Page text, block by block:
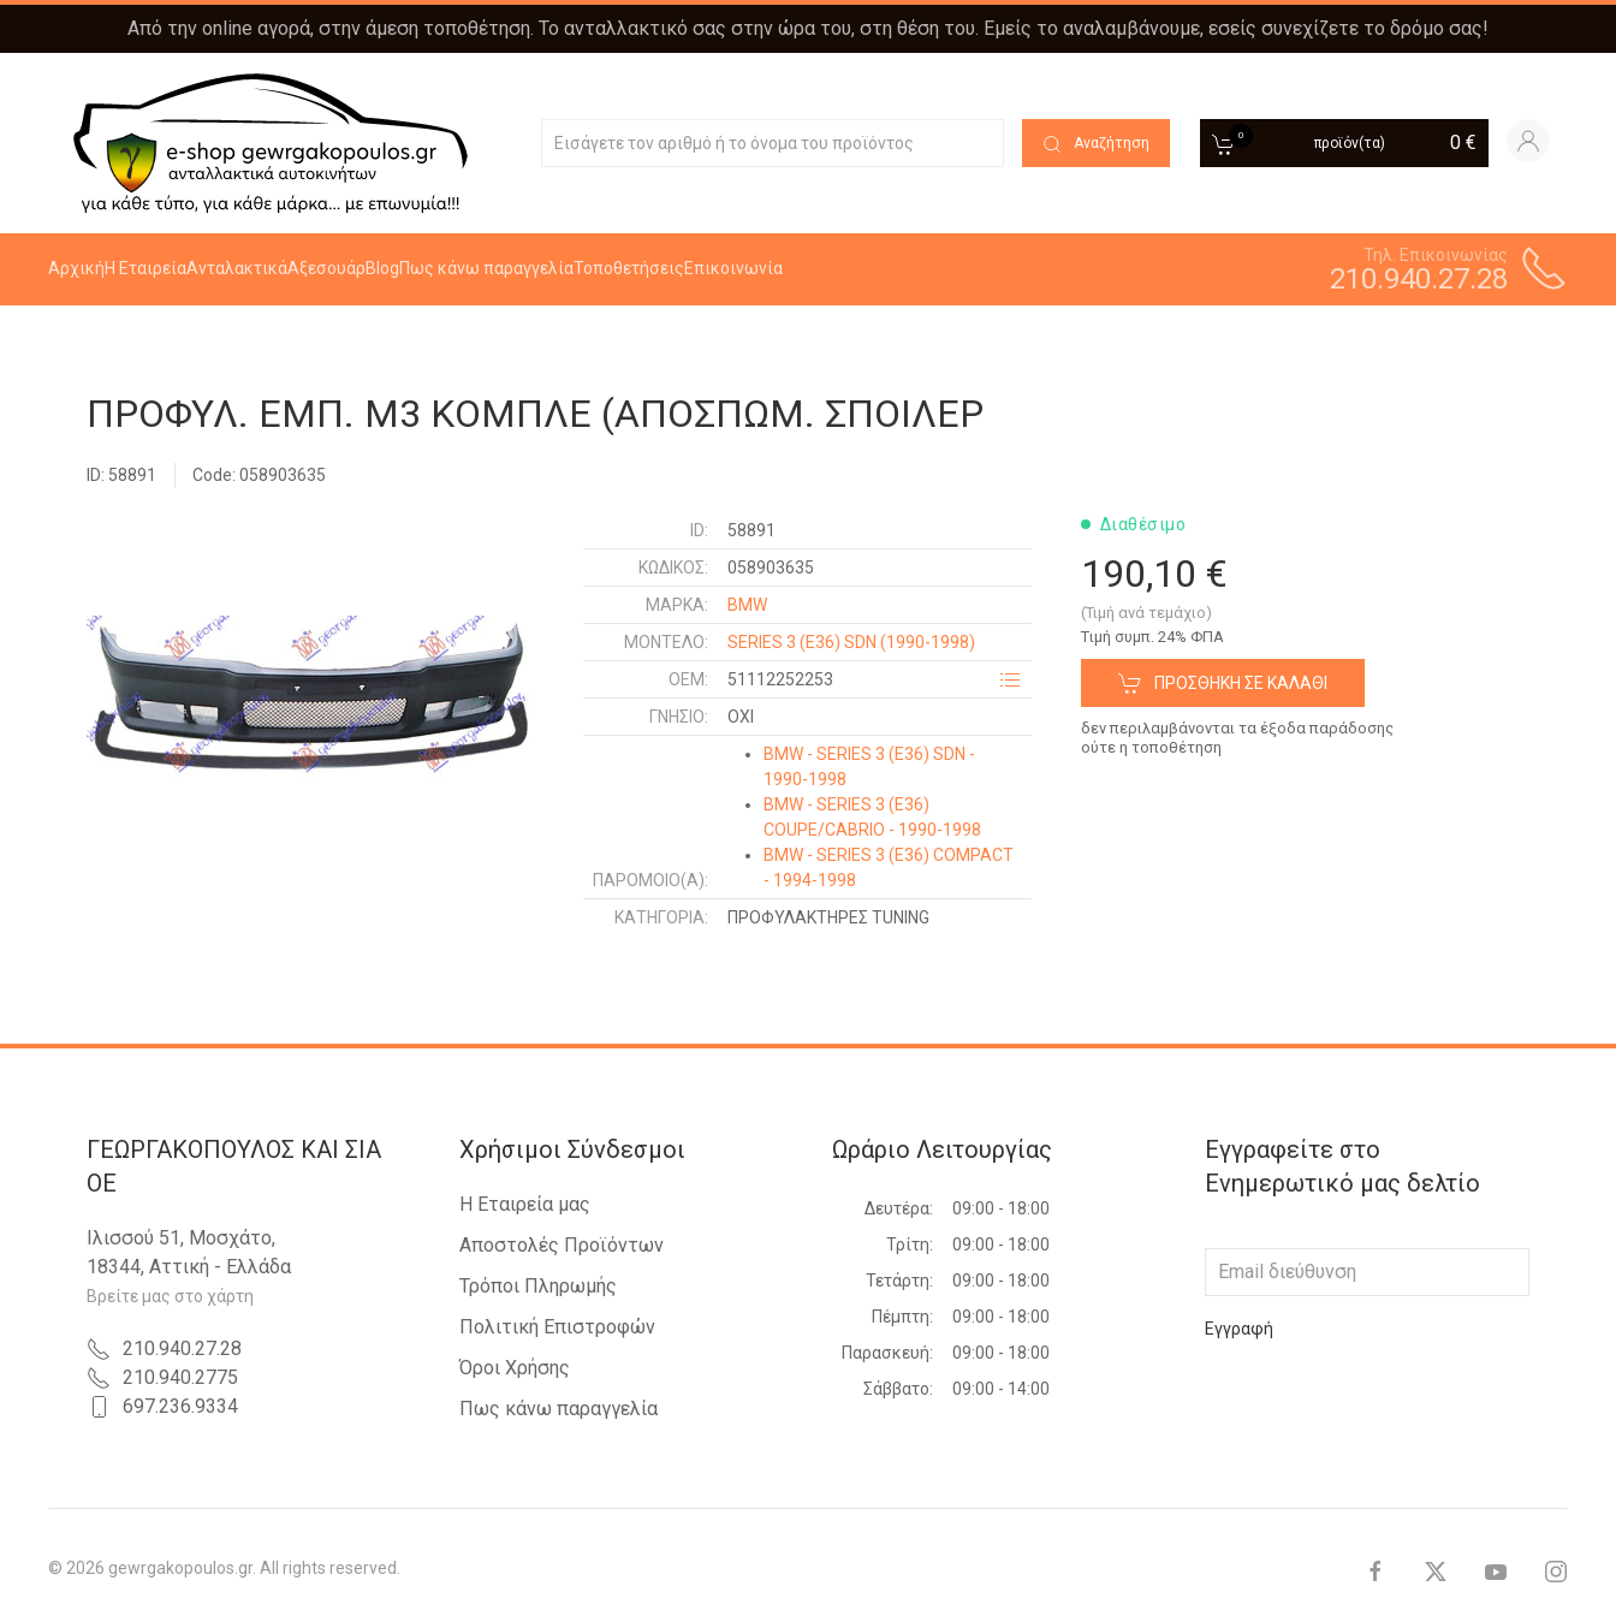
Από την online αγορά, στην άμεση τοποθέτηση. Το ανταλλακτικό σας στην ώρα του, στη θέση του. Εμείς το αναλαμβάνουμε, εσείς συνεχίζετε το δρόμο σας!
Αναζήτηση 0 προϊόν(τα) 0 €
ΑρχικήΗ ΕταιρείαΑνταλακτικάΑξεσουάρBlogΠως κάνω παραγγελίαΤοποθετήσειςΕπικοινωνία
Τηλ. Επικοινωνίας
210.940.27.28
ΠΡΟΦΥΛ. ΕΜΠ. Μ3 ΚΟΜΠΛΕ (ΑΠΟΣΠΩΜ. ΣΠΟΙΛΕΡ
ID: 58891 Code: 058903635
ID:
58891
ΚΩΔΙΚΌΣ:
058903635
ΜΑΡΚΑ:
BMW
ΜΟΝΤΕΛΟ:
SERIES 3 (E36) SDN (1990-1998)
OEM:
51112252253
ΓΝΉΣΙΟ:
ΟΧΙ
ΠΑΡΌΜΟΙΟ(Α):
BMW - SERIES 3 (E36) SDN -
1990-1998
BMW - SERIES 3 (E36)
COUPE/CABRIO - 1990-1998
BMW - SERIES 3 (E36) COMPACT
- 1994-1998
ΚΑΤΗΓΟΡΊΑ:
ΠΡΟΦΥΛΑΚΤΗΡΕΣ TUNING
Διαθέσιμο
190,10 €
(Τιμή ανά τεμάχιο)
Tιμή συμπ. 24% ΦΠΑ
ΠΡΟΣΘΉΚΗ ΣΕ ΚΑΛΆΘΙ
δεν περιλαμβάνονται τα έξοδα παράδοσης
ούτε η τοποθέτηση
ΓΕΩΡΓΑΚΟΠΟΥΛΟΣ KAI ΣΙΑ
OE
Ιλισσού 51, Μοσχάτο,
18344, Αττική - Ελλάδα
Βρείτε μας στο χάρτη
210.940.27.28
210.940.2775
697.236.9334
Χρήσιμοι Σύνδεσμοι
Η Εταιρεία μας
Αποστολές Προϊόντων
Τρόποι Πληρωμής
Πολιτική Επιστροφών
Όροι Χρήσης
Πως κάνω παραγγελία
Ωράριο Λειτουργίας
Δευτέρα:
09:00 - 18:00
Τρίτη:
09:00 - 18:00
Τετάρτη:
09:00 - 18:00
Πέμπτη:
09:00 - 18:00
Παρασκευή:
09:00 - 18:00
Σάββατο:
09:00 - 14:00
Εγγραφείτε στο
Ενημερωτικό μας δελτίο
Εγγραφή
© 2026 gewrgakopoulos.gr. All rights reserved.